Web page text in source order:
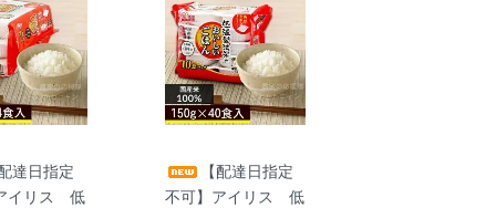
配達日指定
イリス 低
【配達日指定
不可】アイリス 低